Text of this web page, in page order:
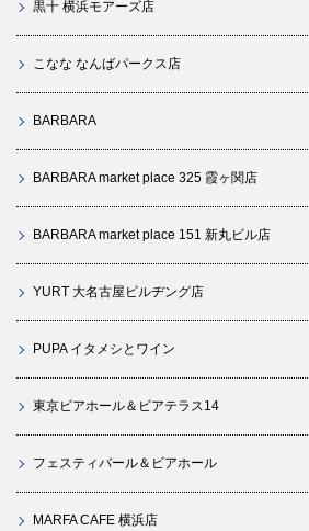
黒十 横浜モアーズ店
こなな なんばパークス店
BARBARA
BARBARA market place 325 霞ヶ関店
BARBARA market place 151 新丸ビル店
YURT 大名古屋ビルヂング店
PUPA イタメシとワイン
東京ビアホール＆ビアテラス14
フェスティバール＆ビアホール
MARFA CAFE 横浜店